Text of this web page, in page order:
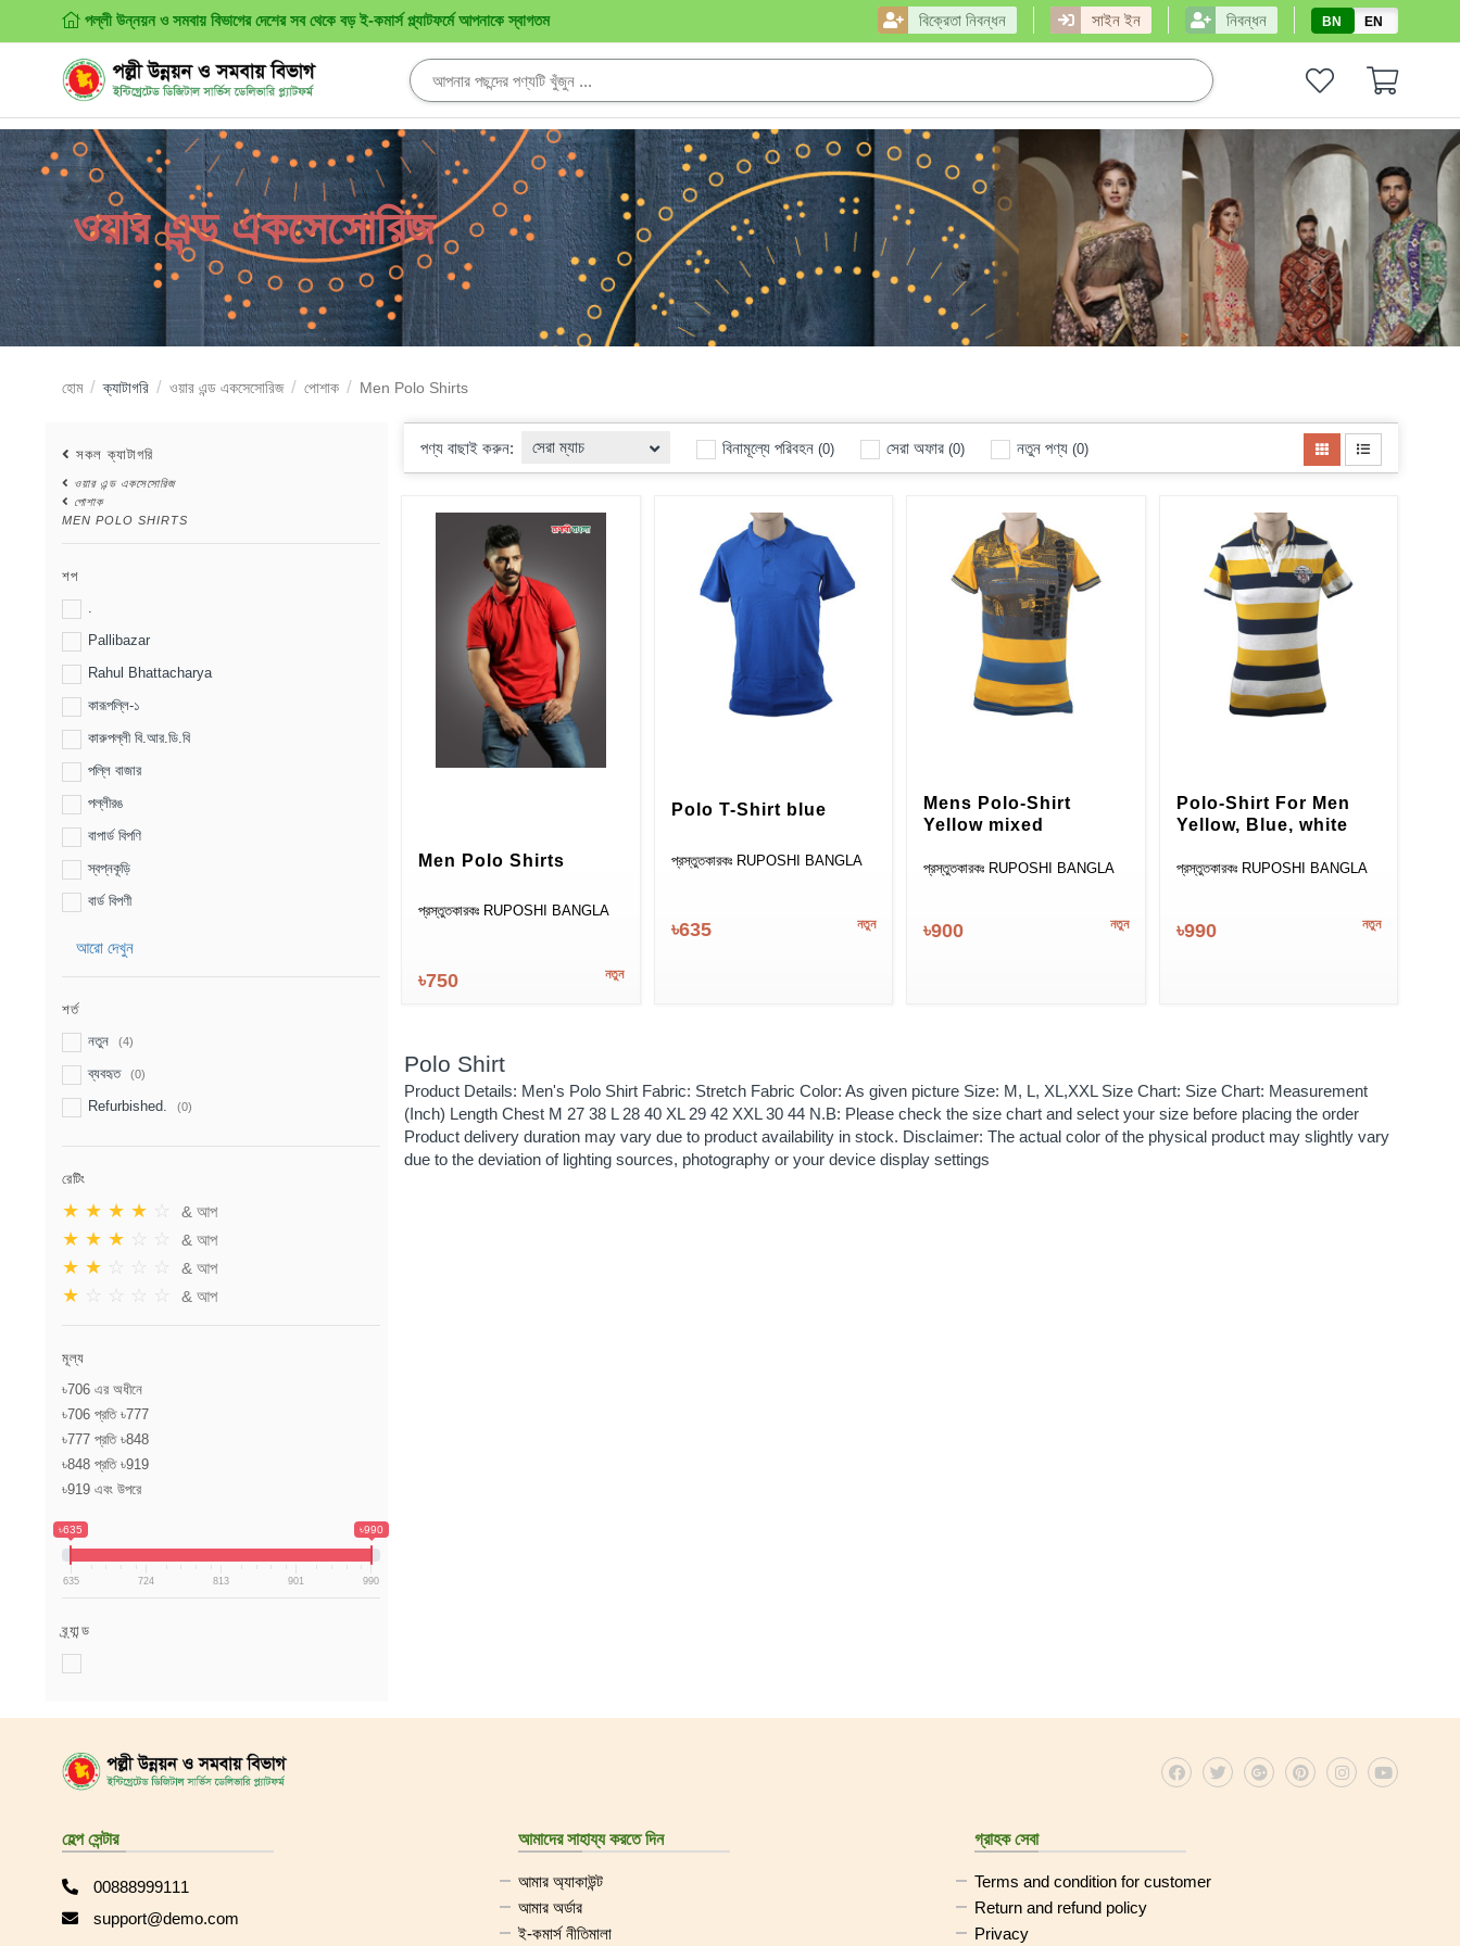
পল্লী উন্নয়ন ও সমবায় বিভাগের দেশের সব থেকে বড় ই-কমার্স প্ল্যাটফর্মে আপনাকে স্বাগতম বিক্রেতা নিবন্ধন সাইন ইন নিবন্ধন BN EN
ওয়ার এন্ড একসেসোরিজ
হোম ক্যাটাগরি ওয়ার এন্ড একসেসোরিজ পোশাক Men Polo Shirts
সকল ক্যাটাগরি
ওয়ার এন্ড একসেসোরিজ
পোশাক
MEN POLO SHIRTS
শপ
.
Pallibazar
Rahul Bhattacharya
কারূপল্লি-১
কারুপল্লী বি.আর.ডি.বি
পল্লি বাজার
পল্লীরঙ
বাপার্ড বিপণি
স্বপ্নকূড়ি
বার্ড বিপণী
আরো দেখুন
শর্ত
নতুন
(4)
ব্যবহৃত (0)
Refurbished. (0)
রেটিং
★ ★ ★ ★ ☆ & আপ
★ ★ ★ ☆ ☆ & আপ
★ ★ ☆ ☆ ☆ & আপ
★ ☆ ☆ ☆ ☆ & আপ
মূল্য
৳706 এর অধীনে
৳706 প্রতি ৳777
৳777 প্রতি ৳848
৳848 প্রতি ৳919
৳919 এবং উপরে
৳635 ৳990
635 724 813 901 990
ব্র্যান্ড
পণ্য বাছাই করুন: সেরা ম্যাচ বিনামূল্যে পরিবহন (0) সেরা অফার (0) নতুন পণ্য (0)
Men Polo Shirts
প্রস্তুতকারকঃ RUPOSHI BANGLA
৳750 নতুন
Polo T-Shirt blue
প্রস্তুতকারকঃ RUPOSHI BANGLA
৳635 নতুন
Mens Polo-Shirt
Yellow mixed
প্রস্তুতকারকঃ RUPOSHI BANGLA
৳900 নতুন
Polo-Shirt For Men
Yellow, Blue, white
প্রস্তুতকারকঃ RUPOSHI BANGLA
৳990 নতুন
Polo Shirt
Product Details: Men's Polo Shirt Fabric: Stretch Fabric Color: As given picture Size: M, L, XL,XXL Size Chart: Size Chart: Measurement
(Inch) Length Chest M 27 38 L 28 40 XL 29 42 XXL 30 44 N.B: Please check the size chart and select your size before placing the order
Product delivery duration may vary due to product availability in stock. Disclaimer: The actual color of the physical product may slightly vary
due to the deviation of lighting sources, photography or your device display settings
হেল্প সেন্টার
00888999111
support@demo.com
আমাদের সাহায্য করতে দিন
আমার অ্যাকাউন্ট
আমার অর্ডার
ই-কমার্স নীতিমালা
গ্রাহক সেবা
Terms and condition for customer
Return and refund policy
Privacy